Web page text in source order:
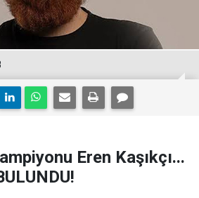
Eren Kaşıkçı...